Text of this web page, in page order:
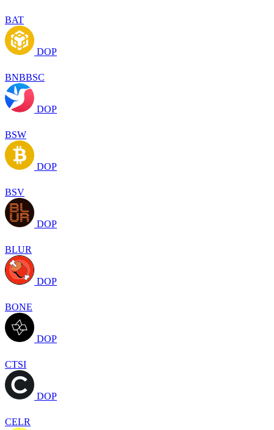
BAT
DOP
BNBBSC
DOP
BSW
DOP
BSV
DOP
BLUR
DOP
BONE
DOP
CTSI
DOP
CELR